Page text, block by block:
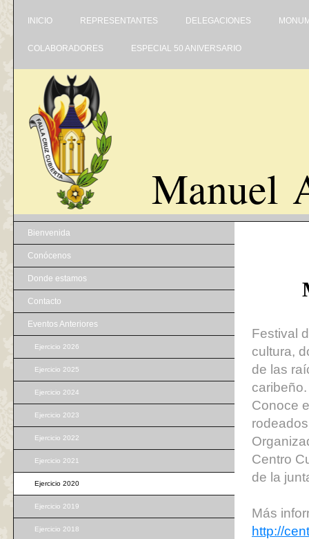
INICIO REPRESENTANTES DELEGACIONES
COLABORADORES ESPECIAL 50 ANIVERSARIO
Manuel
Bienvenida
Conócenos
Donde estamos
Contacto
Eventos Anteriores
Ejercicio 2026
Ejercicio 2025
Ejercicio 2024
Ejercicio 2023
Ejercicio 2022
Ejercicio 2021
Ejercicio 2020
Ejercicio 2019
Ejercicio 2018
Festival
cultura,
de las
caribeño.
Conoce
Centro
de la
Más
http://